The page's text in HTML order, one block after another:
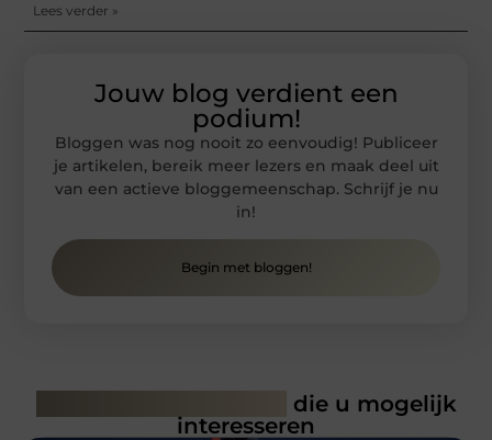
Lees verder »
Jouw blog verdient een
podium!
Bloggen was nog nooit zo eenvoudig! Publiceer
je artikelen, bereik meer lezers en maak deel uit
van een actieve bloggemeenschap. Schrijf je nu
in!
Begin met bloggen!
die u mogelijk
interesseren